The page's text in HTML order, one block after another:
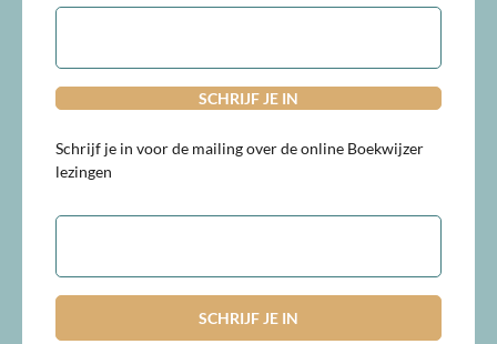
E-
Schrijf je in voor de mailing over de online Boekwijzer
lezingen
E-